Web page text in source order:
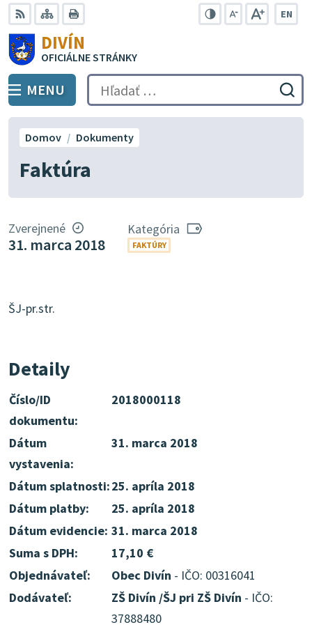
Preskočiť
na
obsah
RSS Mapa
EN
DIVÍN
OFICIÁLNE STRÁNKY
PREPNÚŤ
MENU Hľadať:
Faktúra
Domov Dokumenty
Zverejnené
31. marca 2018
Kategória
FAKTÚRY
ŠJ-pr.str.
Detaily
Číslo/ID
dokumentu:
2018000118
Dátum
vystavenia:
31. marca 2018
Dátum splatnosti:25. apríla 2018
Dátum platby:
25. apríla 2018
Dátum evidencie: 31. marca 2018
Suma s DPH:
17,10 €
Objednávateľ:
Obec Divín - IČO: 00316041
Dodávateľ:
ZŠ Divín /ŠJ pri ZŠ Divín - IČO:
37888480